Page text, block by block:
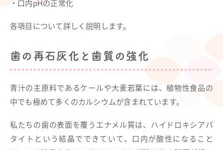
・口内pHの正常化
各項目について詳しく説明します。
歯の再石灰化と歯質の強化
青汁の主原料であるケールや大麦若葉には、植物性食品の
中でも極めて多くのカルシウムが含まれています。
私たちの歯の表面を覆うエナメル質は、ハイドロキシアパ
タイトという結晶でできていて、口内が酸性になること